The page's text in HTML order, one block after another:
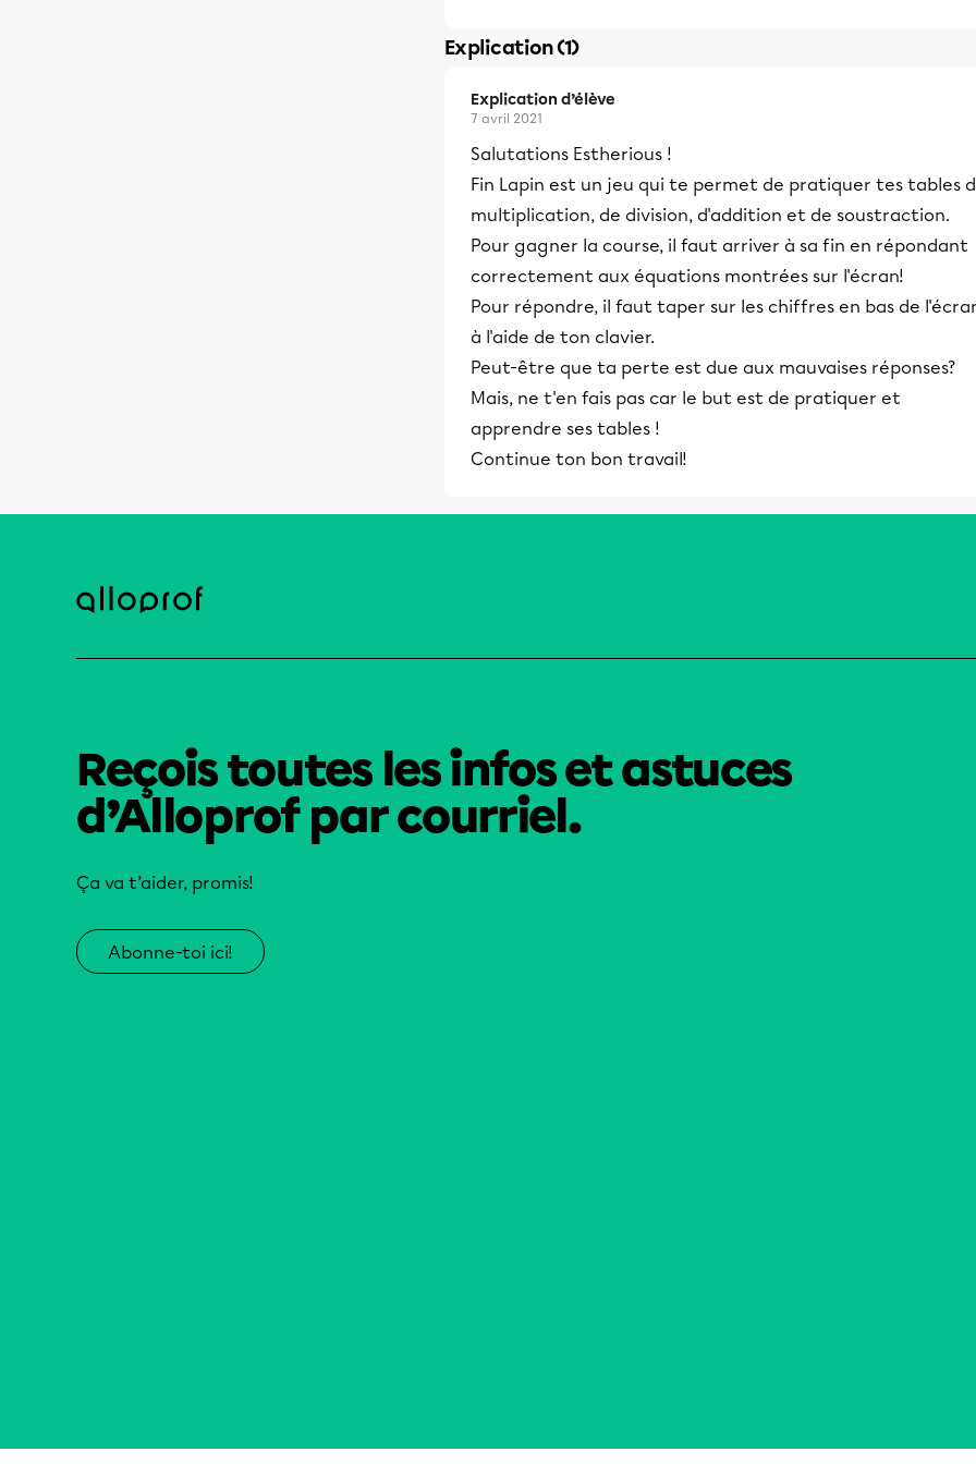
Explication (1)
Explication d’élève
7 avril 2021
Salutations Estherious !
Fin Lapin est un jeu qui te permet de pratiquer tes tables
multiplication, de division, d'addition et de soustraction.
Pour gagner la course, il faut arriver à sa fin en répondant
correctement aux équations montrées sur l'écran!
Pour répondre, il faut taper sur les chiffres en bas de
à l'aide de ton clavier.
Peut-être que ta perte est due aux mauvaises réponses?
Mais, ne t'en fais pas car le but est de pratiquer et
apprendre ses tables !
Continue ton bon travail!
Reçois toutes les infos et astuces
d’Alloprof par courriel.
Ça va t’aider, promis!
Abonne-toi ici!